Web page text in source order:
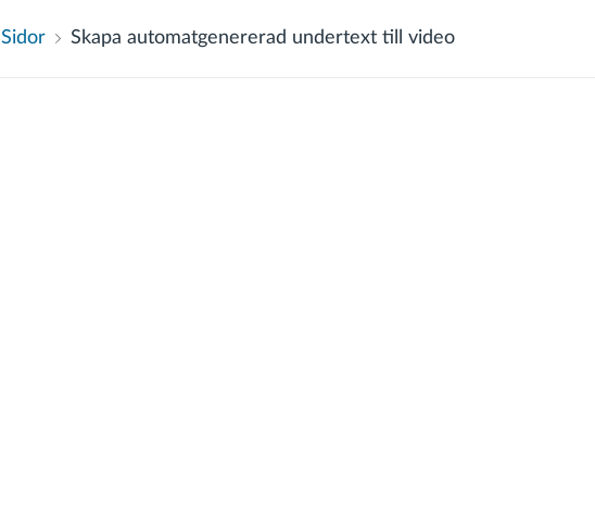
Sidor Skapa automatgenererad undertext till video